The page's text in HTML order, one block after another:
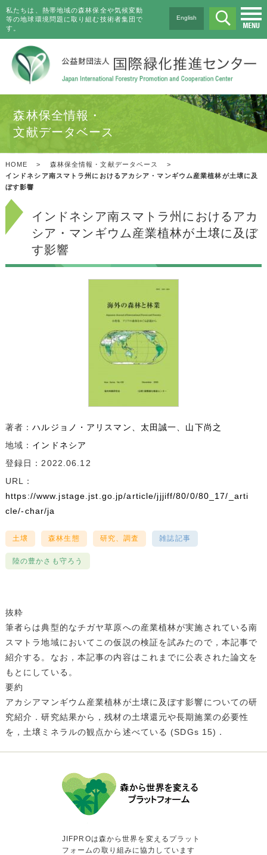
私たちは、熱帯地域の森林保全や気候変動
等の地球環境問題に取り組む技術者集団で
す。
English
森林保全情報・
文献データベース
HOME > 森林保全情報・文献データベース
>
インドネシア南スマトラ州におけるアカシア・マンギウム産業植林が土壌に及
ぼす影響
インドネシア南スマトラ州におけるアカ
シア・マンギウム産業植林が土壌に及ぼ
す影響
著者：ハルジョノ・アリスマン 太田誠一
山下尚之
地域： インドネシア
登録日：2022.06.12
URL：
https://www.jstage.jst.go.jp/article/jjjiff/80/0/80_17/_arti
cle/-char/ja
土壌 森林生態 研究、調査 雑誌記事
陸の豊かさも守ろう
抜粋
筆者らは典型的なチガヤ草原への産業植林が実施されている南
スマトラ地域においてこの仮説の検証を試みたので，本記事で
紹介する。なお，本記事の内容はこれまでに公表された論文を
もとにしている。
要約
アカシアマンギウム産業植林が土壌に及ぼす影響についての研
究紹介．研究結果から，残材の土壌還元や長期施業の必要性
を，土壌ミネラルの観点から述べている (SDGs 15)．
JIFPROは森から世界を変えるプラット
フォームの取り組みに協力しています